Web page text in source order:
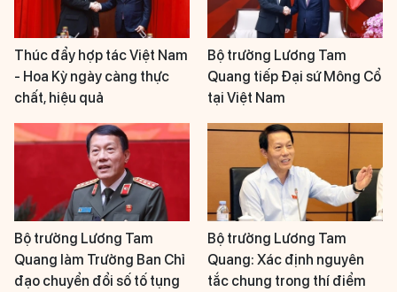
Thúc đẩy hợp tác Việt Nam
- Hoa Kỳ ngày càng thực
chất, hiệu quả
Bộ trưởng Lương Tam
Quang tiếp Đại sứ Mông Cổ
tại Việt Nam
Bộ trưởng Lương Tam
Quang làm Trưởng Ban Chỉ
đạo chuyển đổi số tố tụng
Bộ trưởng Lương Tam
Quang: Xác định nguyên
tắc chung trong thí điểm